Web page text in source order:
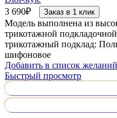
3 690₽ Заказ в 1 клик
Модель выполнена из
трикотажной
трикотажный подклад:
шифоновое
Добавить в список желаний
Быстрый просмотр